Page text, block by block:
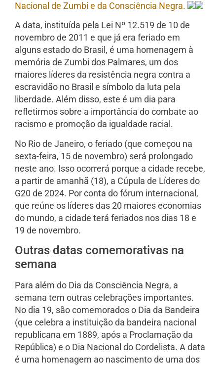
Nacional de Zumbi e da Consciência Negra.
A data, instituída pela Lei Nº 12.519 de 10 de
novembro de 2011 e que já era feriado em
alguns estado do Brasil, é uma homenagem à
memória de Zumbi dos Palmares, um dos
maiores líderes da resistência negra contra a
escravidão no Brasil e símbolo da luta pela
liberdade. Além disso, este é um dia para
refletirmos sobre a importância do combate ao
racismo e promoção da igualdade racial.
No Rio de Janeiro, o feriado (que começou na
sexta-feira, 15 de novembro) será prolongado
neste ano. Isso ocorrerá porque a cidade recebe,
a partir de amanhã (18), a Cúpula de Líderes do
G20 de 2024. Por conta do fórum internacional,
que reúne os líderes das 20 maiores economias
do mundo, a cidade terá feriados nos dias 18 e
19 de novembro.
Outras datas comemorativas na
semana
Para além do Dia da Consciência Negra, a
semana tem outras celebrações importantes.
No dia 19, são comemorados o Dia da Bandeira
(que celebra a instituição da bandeira nacional
republicana em 1889, após a Proclamação da
República) e o Dia Nacional do Cordelista. A data
é uma homenagem ao nascimento de uma dos